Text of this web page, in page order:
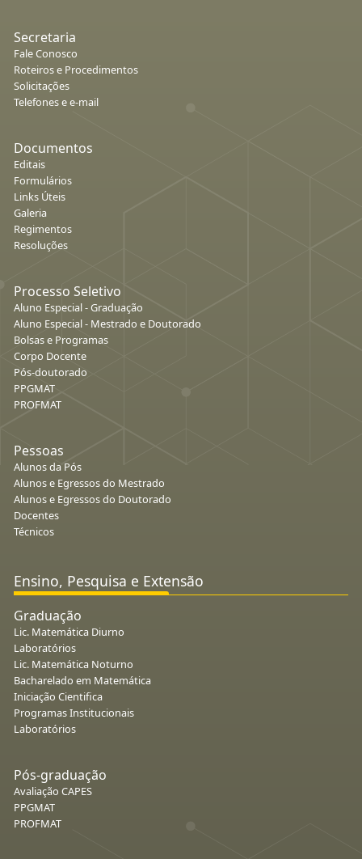
Secretaria
Fale Conosco
Roteiros e Procedimentos
Solicitações
Telefones e e-mail
Documentos
Editais
Formulários
Links Úteis
Galeria
Regimentos
Resoluções
Processo Seletivo
Aluno Especial - Graduação
Aluno Especial - Mestrado e Doutorado
Bolsas e Programas
Corpo Docente
Pós-doutorado
PPGMAT
PROFMAT
Pessoas
Alunos da Pós
Alunos e Egressos do Mestrado
Alunos e Egressos do Doutorado
Docentes
Técnicos
Ensino, Pesquisa e Extensão
Graduação
Lic. Matemática Diurno
Laboratórios
Lic. Matemática Noturno
Bacharelado em Matemática
Iniciação Cientifica
Programas Institucionais
Laboratórios
Pós-graduação
Avaliação CAPES
PPGMAT
PROFMAT